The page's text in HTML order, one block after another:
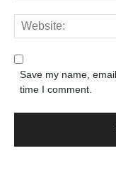
Save my name,
time I comment.